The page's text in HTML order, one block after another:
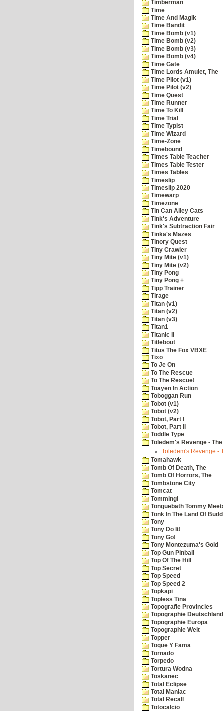
Timberman
Time
Time And Magik
Time Bandit
Time Bomb (v1)
Time Bomb (v2)
Time Bomb (v3)
Time Bomb (v4)
Time Gate
Time Lords Amulet, The
Time Pilot (v1)
Time Pilot (v2)
Time Quest
Time Runner
Time To Kill
Time Trial
Time Typist
Time Wizard
Time-Zone
Timebound
Times Table Teacher
Times Table Tester
Times Tables
Timeslip
Timeslip 2020
Timewarp
Timezone
Tin Can Alley Cats
Tink's Adventure
Tink's Subtraction Fair
Tinka's Mazes
Tinory Quest
Tiny Crawler
Tiny Mite (v1)
Tiny Mite (v2)
Tiny Pong
Tiny Pong +
Tipp Trainer
Tirage
Titan (v1)
Titan (v2)
Titan (v3)
Titan1
Titanic II
Titlebout
Titus The Fox VBXE
Tixo
To Je On
To The Rescue
To The Rescue!
Toayen In Action
Toboggan Run
Tobot (v1)
Tobot (v2)
Tobot, Part I
Tobot, Part II
Toddle Type
Toledem's Revenge - The
Toledem's Revenge -
Tomahawk
Tomb Of Death, The
Tomb Of Horrors, The
Tombstone City
Tomcat
Tommingi
Tonguebath Tommy
Tonk In The Land Of
Tony
Tony Do It!
Tony Go!
Tony Montezuma's Gold
Top Gun Pinball
Top Of The Hill
Top Secret
Top Speed
Top Speed 2
Topkapi
Topless Tina
Topografie Provincies
Topographie Deutschland
Topographie Europa
Topographie Welt
Topper
Toque Y Fama
Tornado
Torpedo
Tortura Wodna
Toskanec
Total Eclipse
Total Maniac
Total Recall
Totocalcio